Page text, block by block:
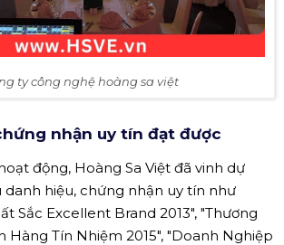
ty công nghệ hoàng sa việt
nhận uy tín đạt được
động, Hoàng Sa Việt đã vinh dự
danh hiệu, chứng nhận uy tín như
Sắc Excellent Brand 2013", "Thương
Hàng Tín Nhiệm 2015", "Doanh Nghiệp